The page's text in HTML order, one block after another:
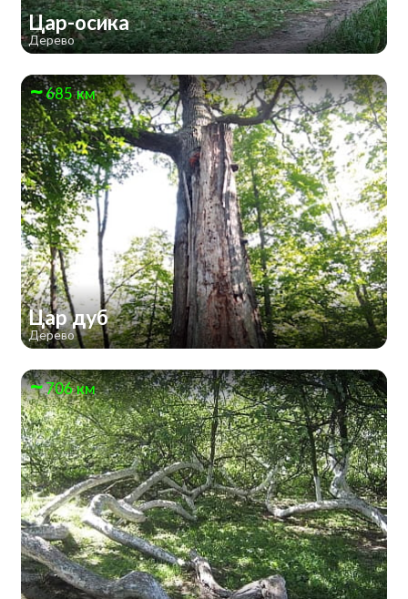
Цар-осика
Дерево
685 км
Цар дуб
Дерево
706 км